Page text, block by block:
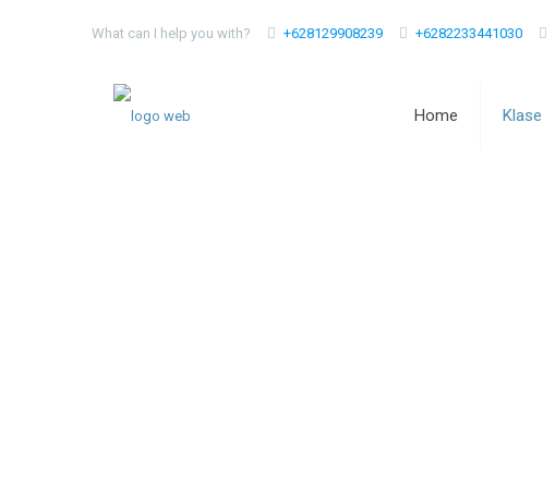
What can I help you with? +628129908239 +6282233441030
Home Klase